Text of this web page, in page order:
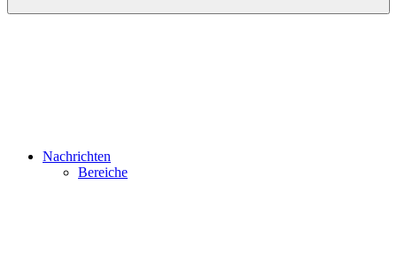
Nachrichten
Bereiche